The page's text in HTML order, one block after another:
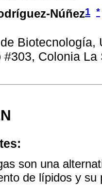
Núñez1 *
Biotecnología,
#303, Colonia
son una
de lípidos y su